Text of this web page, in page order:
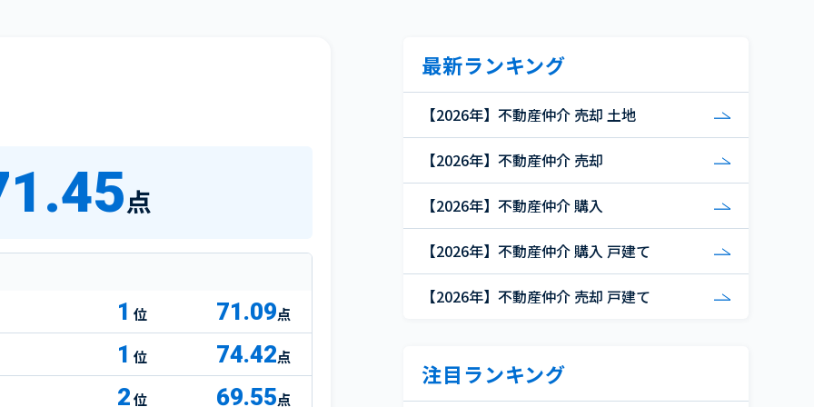
点
1 71.09点
1 74.42点
2 69.55点
最新ランキング
【2026年】不動産仲介 売却 土地
【2026年】不動産仲介 売却
【2026年】不動産仲介 購入
【2026年】不動産仲介 購入 戸建て
【2026年】不動産仲介 売却 戸建て
注目ランキング